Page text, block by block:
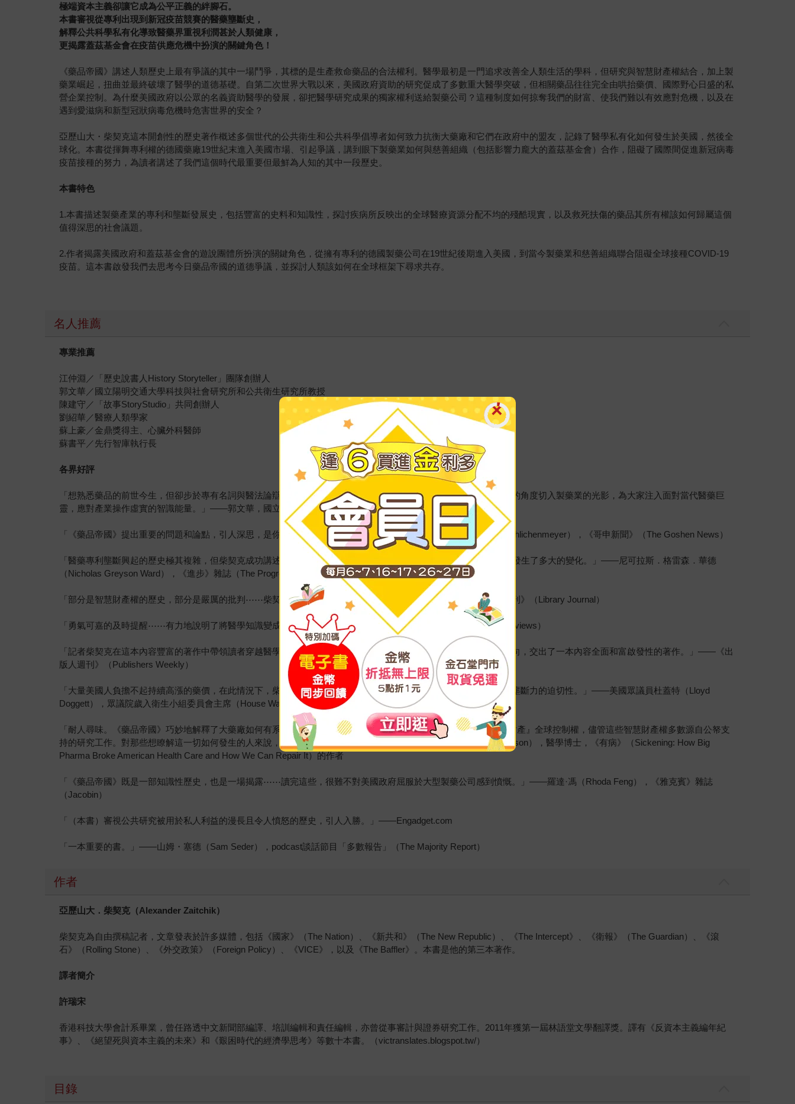
極端資本主義卻讓它成為公平正義的絆腳石。
本書審視從專利出現到新冠疫苗競賽的醫藥壟斷史，
解釋公共科學私有化導致醫藥界重視利潤甚於人類健康，
更揭露蓋茲基金會在疫苗供應危機中扮演的關鍵角色！
《藥品帝國》講述人類歷史上最有爭議的其中一場鬥爭，其標的是生產救命藥品的合法權利。醫學最初是一門追求改善全人類生活的學科，但研究與智慧財產權結合，加上製
藥業崛起，扭曲並最終破壞了醫學的道德基礎。自第二次世界大戰以來，美國政府資助的研究促成了多數重大醫學突破，但相關藥品往往完全由哄抬藥價、國際野心日盛的私
營企業控制。為什麼美國政府以公眾的名義資助醫學的發展，卻把醫學研究成果的獨家權利送給製藥公司？這種制度如何掠奪我們的財富、使我們難以有效應對危機，以及在
遇到愛滋病和新型冠狀病毒危機時危害世界的安全？
亞歷山大・柴契克這本開創性的歷史著作概述多個世代的公共衛生和公共科學倡導者如何致力抗衡大藥廠和它們在政府中的盟友，記錄了醫學私有化如何發生於美國，然後全
球化。本書從揮舞專利權的德國藥廠19世紀末進入美國市場、引起爭議，講到眼下製藥業如何與慈善組織（包括影響力龐大的蓋茲基金會）合作，阻礙了國際間促進新冠病毒
疫苗接種的努力，為讀者講述了我們這個時代最重要但最鮮為人知的其中一段歷史。
本書特色
1.本書描述製藥產業的專利和壟斷發展史，包括豐富的史料和知識性，探討疾病所反映出的全球醫療資源分配不均的殘酷現實，以及救死扶傷的藥品其所有權該如何歸屬這個
值得深思的社會議題。
2.作者揭露美國政府和蓋茲基金會的遊說團體所扮演的關鍵角色，從擁有專利的德國製藥公司在19世紀後期進入美國，到當今製藥業和慈善組織聯合阻礙全球接種COVID-19
疫苗。這本書啟發我們去思考今日藥品帝國的道德爭議，並探討人類該如何在全球框架下尋求共存。
名人推薦
專業推薦
江仲淵／「歷史說書人History Storyteller」團隊創辦人
郭文華／國立陽明交通大學科技與社會研究所和公共衛生研究所教授
陳建守／「故事StoryStudio」共同創辦人
劉紹華／醫療人類學家
蘇上豪／金鼎獎得主、心臟外科醫師
蘇書平／先行智庫執行長
各界好評
「想熟悉藥品的前世今生，但卻步於專有名詞與醫法論辯的讀者而言，本書提供嗆辣帶勁的庶民論述，從專利與壟斷的角度切入製藥業的光影，為大家注入面對當代醫藥巨
靈，應對產業操作虛實的智識能量。」——郭文華，國立陽明交通大學科技與社會研究所／公共衛生研究所教授
「《藥品帝國》提出重要的問題和論點，引人深思，是你現在必須閱讀的一本書。」——泰莉．史利琴邁爾（Terri Schlichenmeyer），《哥申新聞》（The Goshen News）
「醫藥專利壟斷興起的歷史極其複雜，但柴契克成功講述了這段歷史，告訴我們制度化的科學和醫學自20世紀初以來發生了多大的變化。」——尼可拉斯．格雷森．華德
（Nicholas Greyson Ward），《進步》雜誌（The Progressive）
「部分是智慧財產權的歷史，部分是嚴厲的批判⋯⋯柴契克這本書內容豐富，讀來令人深感不安。」——《圖書館期刊》（Library Journal）
「勇氣可嘉的及時提醒⋯⋯有力地說明了將醫學知識變成私人智慧財產為何危險。」——《科克斯書評》（Kirkus Reviews）
「記者柴契克在這本內容豐富的著作中帶領讀者穿越醫學專利歷史的迷宮⋯⋯柴契克講述了大量歷史，但從未迷失方向，交出了一本內容全面和富啟發性的著作。」——《出
版人週刊》（Publishers Weekly）
「大量美國人負擔不起持續高漲的藥價，在此情況下，柴契克這本關於大藥廠崛起的精闢歷史著作說明了限制製藥業壟斷力的迫切性。」——美國眾議員杜蓋特（Lloyd
Doggett），眾議院歲入衛生小組委員會主席（House Ways and Means Health Subcommittee Chair）
「耐人尋味。《藥品帝國》巧妙地解釋了大藥廠如何有系統地取得製造新藥（例如COVID-19疫苗）所需要的『智慧財產』全球控制權，儘管這些智慧財產權多數源自公帑支
持的研究工作。對那些想瞭解這一切如何發生的人來說，這本書是必讀之作。」——約翰．阿伯拉姆森（John Abramson），醫學博士，《有病》（Sickening: How Big
Pharma Broke American Health Care and How We Can Repair It）的作者
「《藥品帝國》既是一部知識性歷史，也是一場揭露⋯⋯讀完這些，很難不對美國政府屈服於大型製藥公司感到憤慨。」——羅達·馮（Rhoda Feng），《雅克賓》雜誌
（Jacobin）
「（本書）審視公共研究被用於私人利益的漫長且令人憤怒的歷史，引人入勝。」——Engadget.com
「一本重要的書。」——山姆・塞德（Sam Seder），podcast談話節目「多數報告」（The Majority Report）
作者
亞歷山大．柴契克（Alexander Zaitchik）
柴契克為自由撰稿記者，文章發表於許多媒體，包括《國家》（The Nation）、《新共和》（The New Republic）、《The Intercept》、《衛報》（The Guardian）、《滾
石》（Rolling Stone）、《外交政策》（Foreign Policy）、《VICE》，以及《The Baffler》。本書是他的第三本著作。
譯者簡介
許瑞宋
香港科技大學會計系畢業，曾任路透中文新聞部編譯、培訓編輯和責任編輯，亦曾從事審計與證券研究工作。2011年獲第一屆林語堂文學翻譯獎。譯有《反資本主義編年紀
事》、《絕望死與資本主義的未來》和《艱困時代的經濟學思考》等數十本書。（victranslates.blogspot.tw/）
目錄